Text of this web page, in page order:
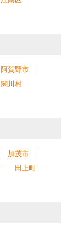
阿賀野市
関川村
加茂市
田上町